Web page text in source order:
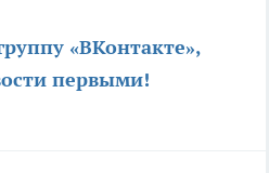
«ВКонтакте»,
первыми!